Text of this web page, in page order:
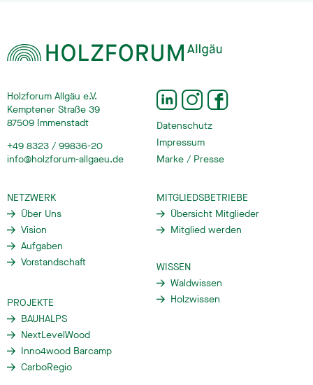
Holzforum Allgäu e.V.
Kemptener Straße 39
87509 Immenstadt
+49 8323 / 99836-20
info@holzforum-allgaeu.de
Datenschutz
Impressum
Marke / Presse
NETZWERK
Über Uns
Vision
Aufgaben
Vorstandschaft
MITGLIEDSBETRIEBE
Übersicht Mitglieder
Mitglied werden
WISSEN
Waldwissen
Holzwissen
PROJEKTE
BAUHALPS
NextLevelWood
Inno4wood Barcamp
CarboRegio